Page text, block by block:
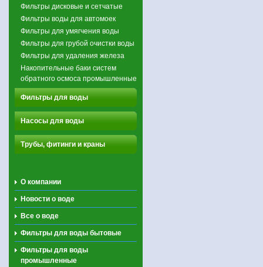
Фильтры дисковые и сетчатые
Фильтры воды для автомоек
Фильтры для умягчения воды
Фильтры для грубой очистки воды
Фильтры для удаления железа
Накопительные баки систем
обратного осмоса промышленные
Фильтры для воды
Насосы для воды
Трубы, фитинги и краны
О компании
Новости о воде
Все о воде
Фильтры для воды бытовые
Фильтры для воды
промышленные